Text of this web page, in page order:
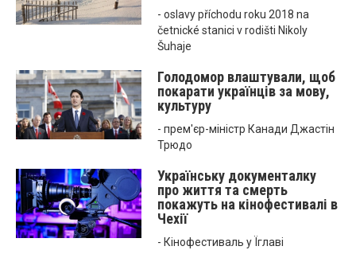
- oslavy příchodu roku 2018 na
četnické stanici v rodišti Nikoly
Šuhaje
Голодомор влаштували, щоб
покарати українців за мову,
культуру
- прем'єр-міністр Канади Джастін
Трюдо
Українську документалку
про життя та смерть
покажуть на кінофестивалі в
Чехії
- Кінофестиваль у Їглаві